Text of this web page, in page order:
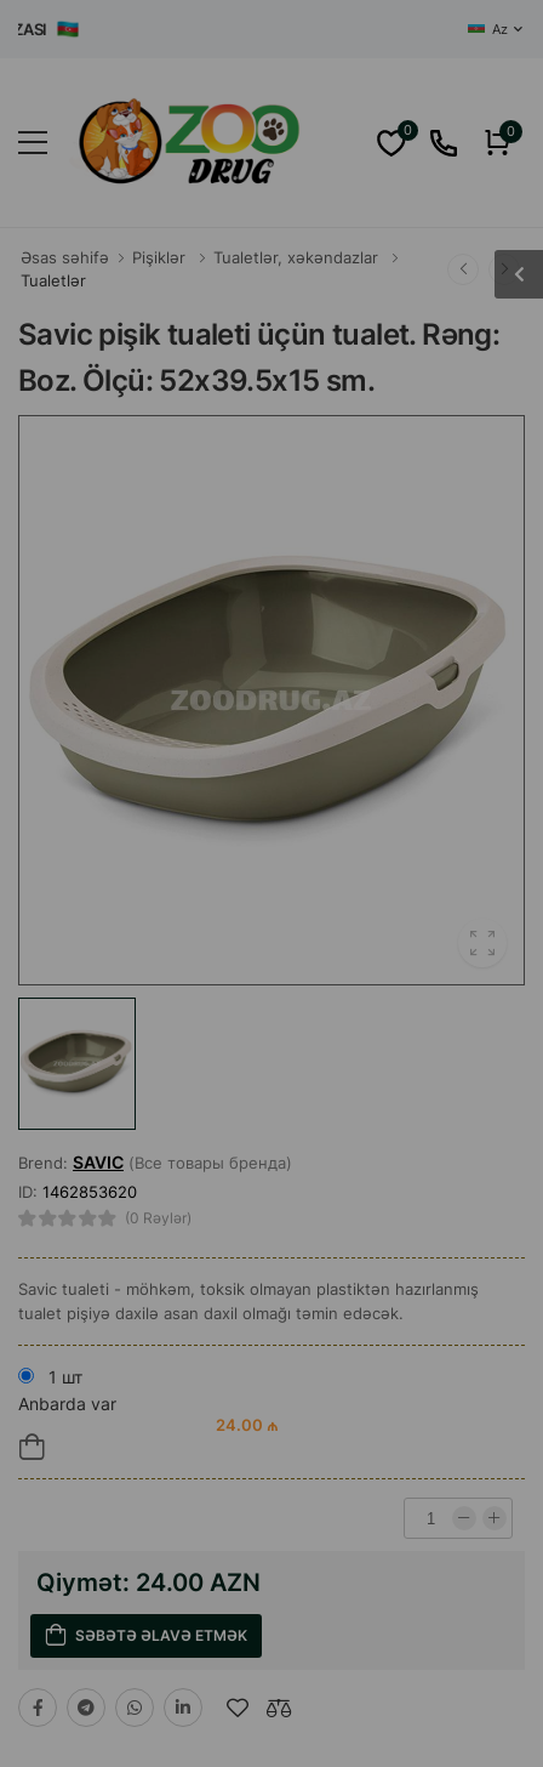
Az
0 0
Əsas səhifə Pişiklər
Tualetlər, xəkəndazlar
Tualetlər
Savic pişik tualeti üçün tualet. Rəng:
Boz. Ölçü: 52x39.5x15 sm.
Brend: SAVIC (Все товары бренда)
ID: 1462853620
(0 Rəylər)
Savic tualeti - möhkəm, toksik olmayan plastiktən hazırlanmış
tualet pişiyə daxilə asan daxil olmağı təmin edəcək.
1 шт
Anbarda var
24.00 ₼
Qiymət: 24.00 AZN
SƏBƏTƏ ƏLAVƏ ETMƏK